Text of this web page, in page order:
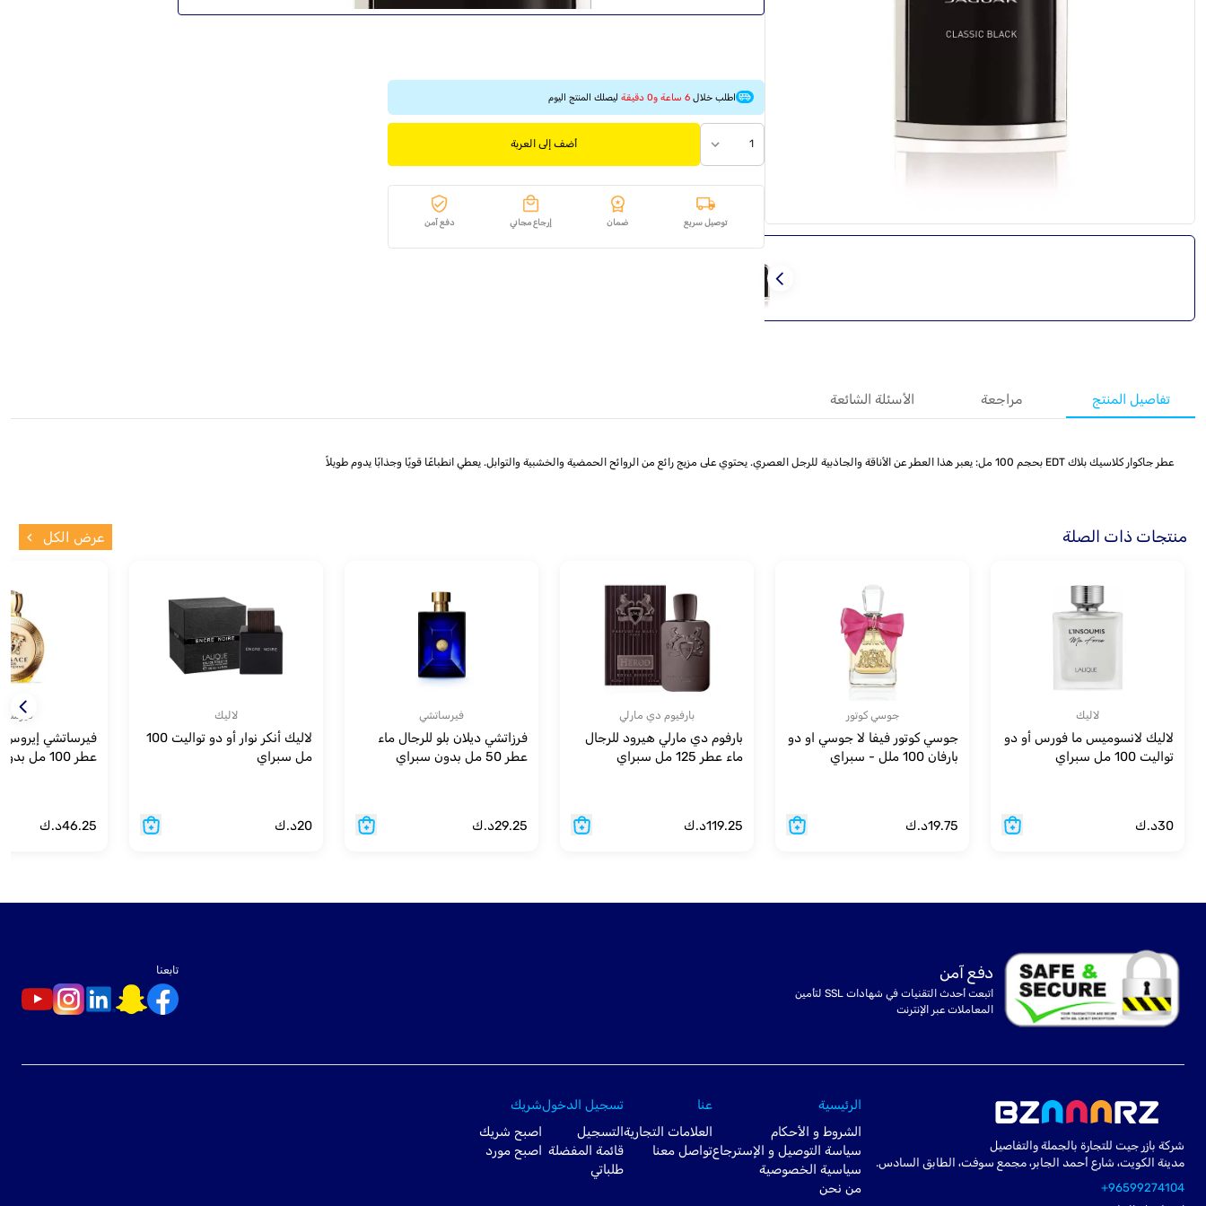
اطلب خلال6 ساعة و0 دقيقة ليصلك المنتج اليوم
1 أضف إلى العربة
توصيل سريع ضمان إرجاع مجاني دفع آمن
تفاصيل المنتج مراجعة الأسئلة الشائعة
عطر جاكوار كلاسيك بلاك EDT بحجم 100 مل: يعبر هذا العطر عن الأناقة والجاذبية للرجل العصري. يحتوي على مزيج رائع من الروائح الحمضية والخشبية والتوابل. يعطي انطباعًا قويًا وجذابًا يدوم طويلاً
منتجات ذات الصلة عرض الكل
لاليك
لاليك لانسوميس ما فورس أو دو
تواليت 100 مل سبراي
30د.ك
جوسي كوتور
جوسي كوتور فيفا لا جوسي او دو
بارفان 100 ملل - سبراي
19.75د.ك
بارفيوم دي مارلي
بارفوم دي مارلي هيرود للرجال
ماء عطر 125 مل سبراي
119.25د.ك
فيرساتشي
فرزاتشي ديلان بلو للرجال ماء
عطر 50 مل بدون سبراي
29.25د.ك
لاليك
لاليك أنكر نوار أو دو تواليت 100
مل سبراي
20د.ك
فيرساتشي إيروس
عطر 100 مل بدون سبراي
46.25د.ك
دفع آمن
اتبعت أحدث التقنيات في شهادات SSL لتأمين
المعاملات عبر الإنترنت
تابعنا
شركة بازر جيت للتجارة بالجملة والتفاصيل
مدينة الكويت، شارع أحمد الجابر، مجمع سوفت، الطابق السادس.
+96599274104
الرئيسية
الشروط و الأحكام
سياسة التوصيل و الإسترجاع
سياسية الخصوصية
من نحن
عنا
العلامات التجارية
تواصل معنا
تسجيل الدخول
التسجيل
قائمة المفضلة
طلباتي
شريك
اصبح شريك
اصبح مورد